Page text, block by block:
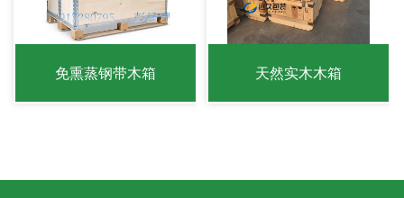
免熏蒸钢带木箱 天然实木木箱